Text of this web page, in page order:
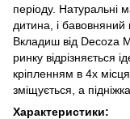
періоду. Натуральні
дитина, і бавовняний
Вкладиш від Decoza
ринку відрізняється
кріпленням в 4х
зміщується, а
Характеристики: